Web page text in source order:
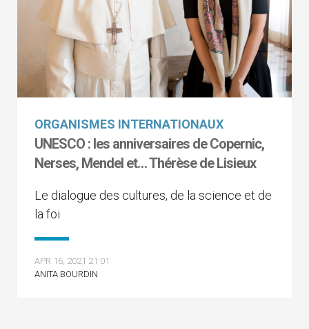
ORGANISMES INTERNATIONAUX
UNESCO : les anniversaires de Copernic,
Nerses, Mendel et… Thérèse de Lisieux
Le dialogue des cultures, de la science et de
la foi
APR 16, 2021 21:01
ANITA BOURDIN